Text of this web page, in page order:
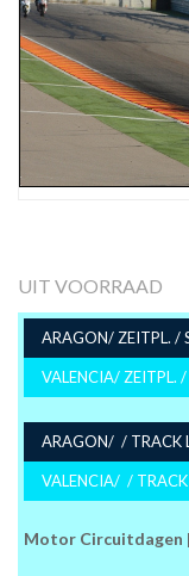
UIT VOORRAAD
ARAGON/ ZEITPL. /
VALENCIA/ ZEITPL.
ARAGON/ / TRACK
VALENCIA/ /
Motor Circuitdagen